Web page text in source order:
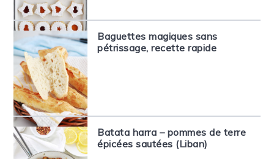
Baguettes magiques sans
pétrissage, recette rapide
Batata harra – pommes de terre
épicées sautées (Liban)